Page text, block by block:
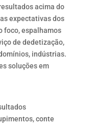
acima do
expectativas dos
foco, espalhamos
de dedetização,
indústrias.
soluções em
conte